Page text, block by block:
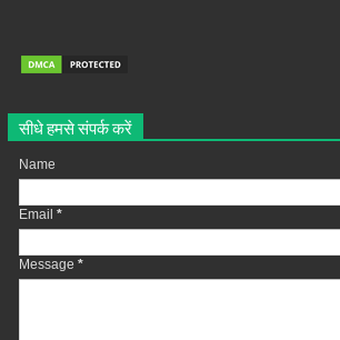
सीधे हमसे संपर्क करें
Name
Email *
Message *